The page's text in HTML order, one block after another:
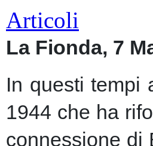
Articoli
La Fionda, 7
In questi tempi
1944 che ha
connessione di